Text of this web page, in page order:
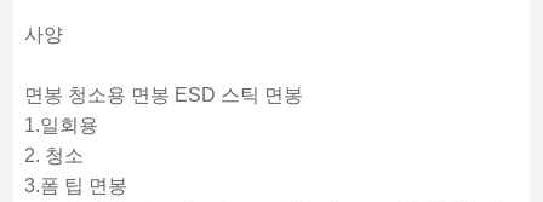
사양
면봉 청소용 면봉 ESD 스틱 면봉
1.일회용
2. 청소
3.폼 팁 면봉